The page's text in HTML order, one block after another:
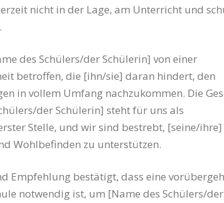
nicht in der Lage, am Unterricht und
des Schülers/der Schülerin] von einer
betroffen, die [ihn/sie] daran hindert, den
in vollem Umfang nachzukommen. Die
der Schülerin] steht für uns als
Stelle, und wir sind bestrebt, [seine/ihre]
Wohlbefinden zu unterstützen.
Empfehlung bestätigt, dass eine
notwendig ist, um [Name des Schülers/der